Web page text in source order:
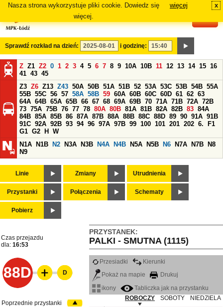
Nasza strona wykorzystuje pliki cookie. Dowiedz się
więcej.
więcej x
Sprawdź rozkład na dzień: i godzinę:
Z Z1 Z2 0 1 2 3 4 5 6 7 8 9 10A 10B 11 12 13 14 15 16
41 43 45
Z3 Z6 Z13 Z43 50A 50B 51A 51B 52 53A 53C 53B 54B 55A
55B 55C 56 57 58A 58B 59 60A 60B 60C 60D 61 62 63
64A 64B 65A 65B 66 67 68 69A 69B 70 71A 71B 72A 72B
73 75A 75B 76 77 78 80A 80B 81A 81B 82A 82B 83 84A
84B 85A 85B 86 87A 87B 88A 88B 88C 88D 89 90 91A 91B
91C 92A 92B 93 94 96 97A 97B 99 100 101 201 202 6.
F1
G1 G2 H
W
N1A
N1B N2 N3A N3B N4A N4B N5A N5B N6 N7A N7B
N8
N9
Linie Zmiany Utrudnienia
Przystanki Połączenia Schematy
Pobierz
PRZYSTANEK:
PALKI - SMUTNA (1115)
Czas przejazdu
dla: 16:53
88D
Przesiadki
Kierunki
Pokaż na mapie
Drukuj
ikony
Tabliczka jak na przystanku
ROBOCZY
SOBOTY
NIEDZIELA
D
Poprzednie przystanki